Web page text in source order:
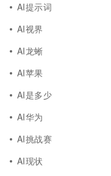
AI提示词
AI视界
AI龙蜥
AI苹果
AI是多少
AI华为
AI挑战赛
AI现状